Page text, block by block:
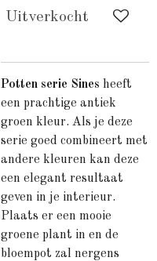
Uitverkocht
Potten serie Sines heeft
een prachtige antiek
groen kleur. Als je deze
serie goed combineert met
andere kleuren kan deze
een elegant resultaat
geven in je interieur.
Plaats er een mooie
groene plant in en de
bloempot zal nergens